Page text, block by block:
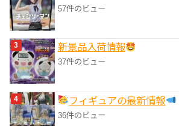
57件のビュー
‎新景品入荷情報
37件のビュー
フィギュアの最新情報
36件のビュー